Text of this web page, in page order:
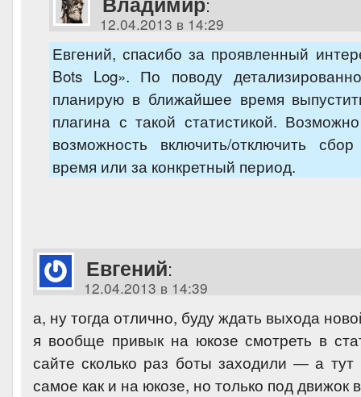
Владимир:
12.04.2013 в 14:29
Евгений, спасибо за проявленный
Bots Log». По поводу
планирую в ближайшее время
плагина с такой статистикой.
возможность включить/отключить
время или за конкретный период.
Евгений:
12.04.2013 в 14:39
а, ну тогда отлично, буду ждать выхода
я вообще привык на юкозе смотреть в
сайте сколько раз боты заходили — а тут
самое как и на юкозе, но только под движок